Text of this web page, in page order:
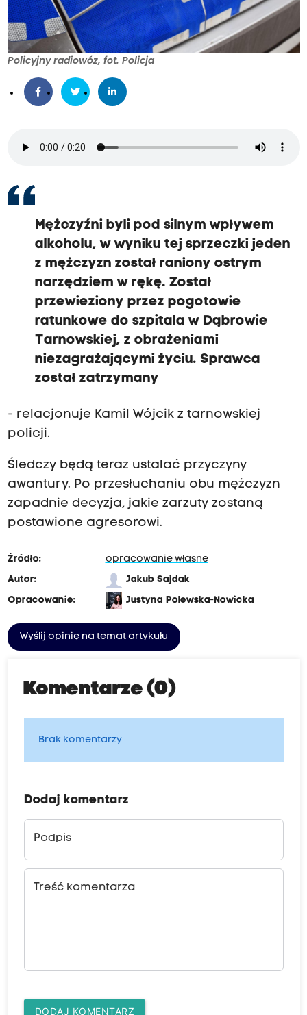
Policyjny radiowóz, fot. Policja
Mężczyźni byli pod silnym wpływem
alkoholu, w wyniku tej sprzeczki jeden
z mężczyzn został raniony ostrym
narzędziem w rękę. Został
przewieziony przez pogotowie
ratunkowe do szpitala w Dąbrowie
Tarnowskiej, z obrażeniami
niezagrażającymi życiu. Sprawca
został zatrzymany
- relacjonuje Kamil Wójcik z tarnowskiej
policji.
Śledczy będą teraz ustalać przyczyny
awantury. Po przesłuchaniu obu mężczyzn
zapadnie decyzja, jakie zarzuty zostaną
postawione agresorowi.
Źródło:
opracowanie własne
Autor:
Jakub Sajdak
Opracowanie:
Justyna Polewska-Nowicka
Wyślij opinię na temat artykułu
Komentarze (0)
Brak komentarzy
Dodaj komentarz
Podpis
Treść komentarza
DODAJ KOMENTARZ